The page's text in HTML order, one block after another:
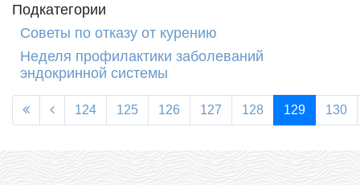
Подкатегории
Советы по отказу от курению
Неделя профилактики заболеваний
эндокринной системы
124 125 126 127 128 129 130